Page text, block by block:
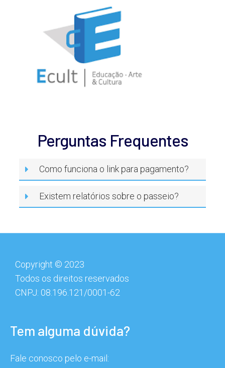
Perguntas Frequentes
Como funciona o link para pagamento?
Existem relatórios sobre o passeio?
Copyright © 2023
Todos os direitos reservados
CNPJ: 08.196.121/0001-62
Tem alguma dúvida?
Fale conosco pelo e-mail:
Olá, insira seus dados para continuar.